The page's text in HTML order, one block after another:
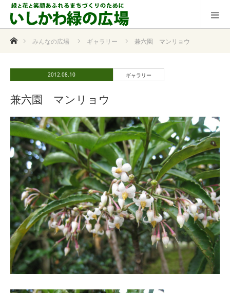
ホームみんなの広場 ギャラリー 兼六園 マンリョウ
2012.08.10 ギャラリー
兼六園 マンリョウ